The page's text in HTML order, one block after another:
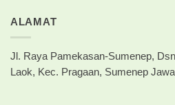
ALAMAT
Jl. Raya Pamekasan-Sumenep,
Laok, Kec. Pragaan, Sumenep